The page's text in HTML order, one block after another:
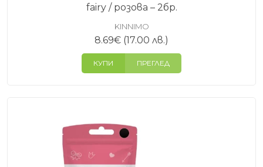
fairy / розова – 2бр.
KINNIMO
8.69€ (17.00 лв.)
КУПИ ПРЕГЛЕД